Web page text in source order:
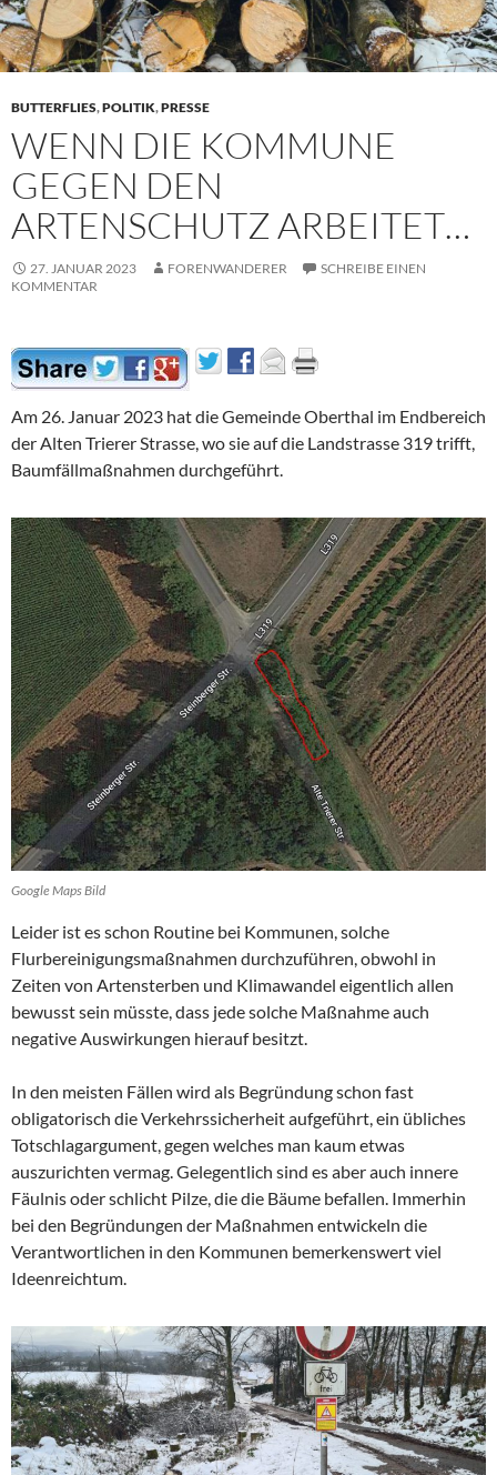
BUTTERFLIES,POLITIK,PRESSE
WENN DIE KOMMUNE
GEGEN DEN
ARTENSCHUTZ ARBEITET…
27. JANUAR 2023 FORENWANDERER
SCHREIBE EINEN
KOMMENTAR
Am 26. Januar 2023 hat die Gemeinde Oberthal im Endbereich
der Alten Trierer Strasse, wo sie auf die Landstrasse 319 trifft,
Baumfällmaßnahmen durchgeführt.
Google Maps Bild
Leider ist es schon Routine bei Kommunen, solche
Flurbereinigungsmaßnahmen durchzuführen, obwohl in
Zeiten von Artensterben und Klimawandel eigentlich allen
bewusst sein müsste, dass jede solche Maßnahme auch
negative Auswirkungen hierauf besitzt.
In den meisten Fällen wird als Begründung schon fast
obligatorisch die Verkehrssicherheit aufgeführt, ein übliches
Totschlagargument, gegen welches man kaum etwas
auszurichten vermag. Gelegentlich sind es aber auch innere
Fäulnis oder schlicht Pilze, die die Bäume befallen. Immerhin
bei den Begründungen der Maßnahmen entwickeln die
Verantwortlichen in den Kommunen bemerkenswert viel
Ideenreichtum.